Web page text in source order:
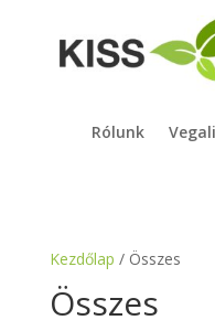
Rólunk
Kezdőlap / Összes
Összes